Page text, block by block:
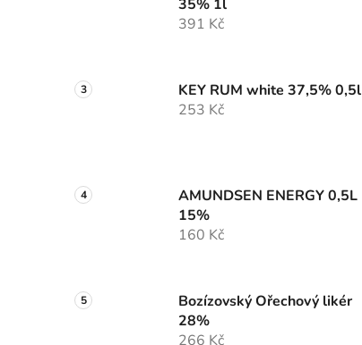
35% 1l
391 Kč
KEY RUM white 37,5% 0,5l
253 Kč
AMUNDSEN ENERGY 0,5L
15%
160 Kč
Bozízovský Ořechový likér
28%
266 Kč